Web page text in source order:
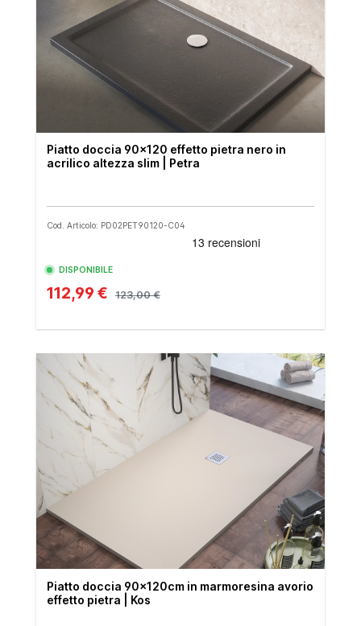
Piatto doccia 90x120 effetto pietra nero in
acrilico altezza slim | Petra
Cod. Articolo: PD02PET90120-C04
DISPONIBILE
112,99 € 123,00 €
Piatto doccia 90x120cm in marmoresina avorio
effetto pietra | Kos